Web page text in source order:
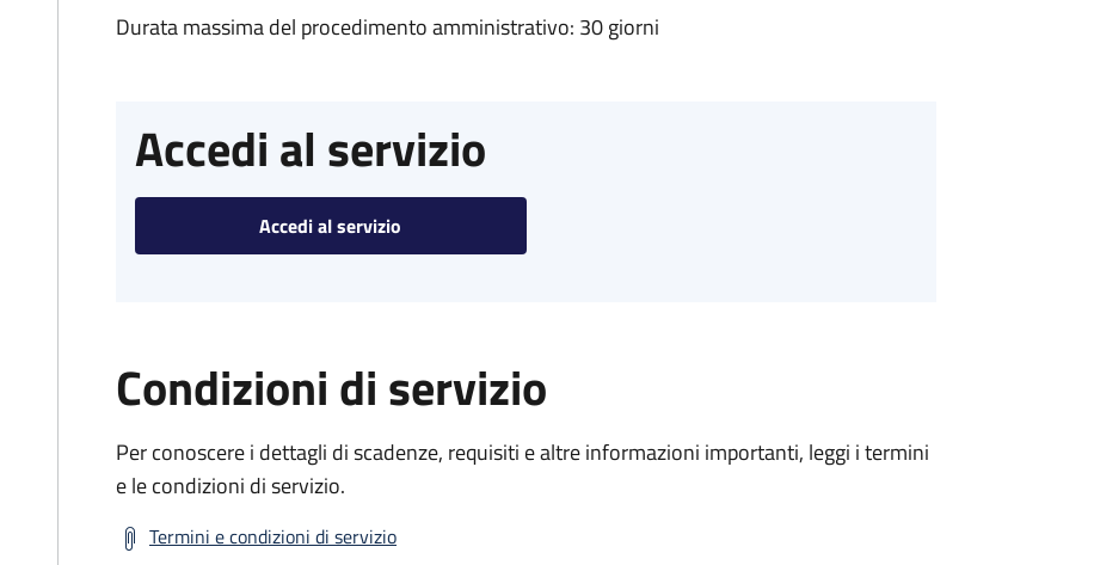
Durata massima del procedimento amministrativo: 30 giorni
Accedi al servizio
Accedi al servizio
Condizioni di servizio
Per conoscere i dettagli di scadenze, requisiti e altre informazioni importanti, leggi i termini
e le condizioni di servizio.
Termini e condizioni di servizio